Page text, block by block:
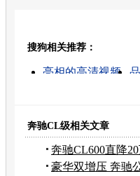
搜狗相关推荐：
亮相的高清视频
奔驰CL级相关文章
奔驰CL600直降
销售
豪华双增压 奔驰